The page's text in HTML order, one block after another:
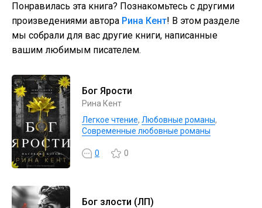
Понравилась эта книга? Познакомьтесь с другими
произведениями автора Рина Кент! В этом разделе
мы собрали для вас другие книги, написанные
вашим любимым писателем.
Бог Ярости
Рина Кент
Легкое чтение, Любовные романы,
Современные любовные романы
0 0
Бог злости (ЛП)